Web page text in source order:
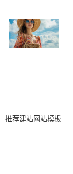
推荐建站网站模板